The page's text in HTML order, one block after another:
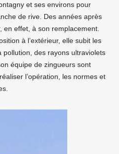
et ses environs pour
de rive. Des années après
effet, à son remplacement.
à l’extérieur, elle subit les
des rayons ultraviolets
équipe de zingueurs sont
l’opération, les normes et